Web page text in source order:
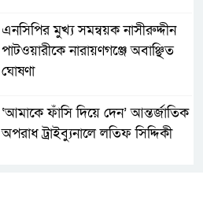
এনসিপির মুখ্য সমন্বয়ক নাসীরুদ্দীন
পাটওয়ারীকে নারায়ণগঞ্জে অবাঞ্ছিত
ঘোষণা
‘আমাকে ফাঁসি দিয়ে দেন’ আন্তর্জাতিক
অপরাধ ট্রাইব্যুনালে লতিফ সিদ্দিকী